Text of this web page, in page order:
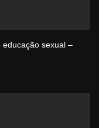
sexual –